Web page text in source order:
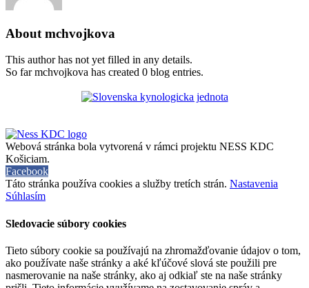
About mchvojkova
This author has not yet filled in any details.
So far mchvojkova has created 0 blog entries.
Webová stránka bola vytvorená v rámci projektu NESS KDC
Košiciam.
Facebook
Táto stránka používa cookies a služby tretích strán. Nastavenia
Súhlasím
Sledovacie súbory cookies
Tieto súbory cookie sa používajú na zhromažďovanie údajov o tom,
ako používate naše stránky a aké kľúčové slová ste použili pre
nasmerovanie na naše stránky, ako aj odkiaľ ste na naše stránky